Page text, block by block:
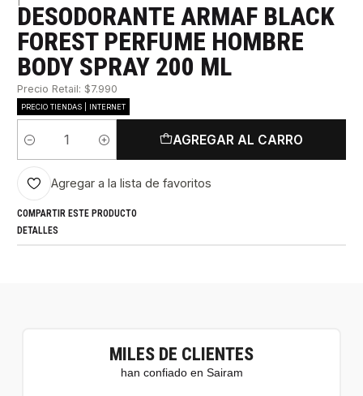
DESODORANTE ARMAF BLACK
FOREST PERFUME HOMBRE
BODY SPRAY 200 ML
Precio Retail: $7.990
PRECIO TIENDAS | INTERNET
Cantidad
AGREGAR AL CARRO
Agregar a la lista de favoritos
COMPARTIR ESTE PRODUCTO
DETALLES
MILES DE CLIENTES
han confiado en Sairam